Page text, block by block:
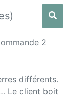
2
différents.
Le client boit